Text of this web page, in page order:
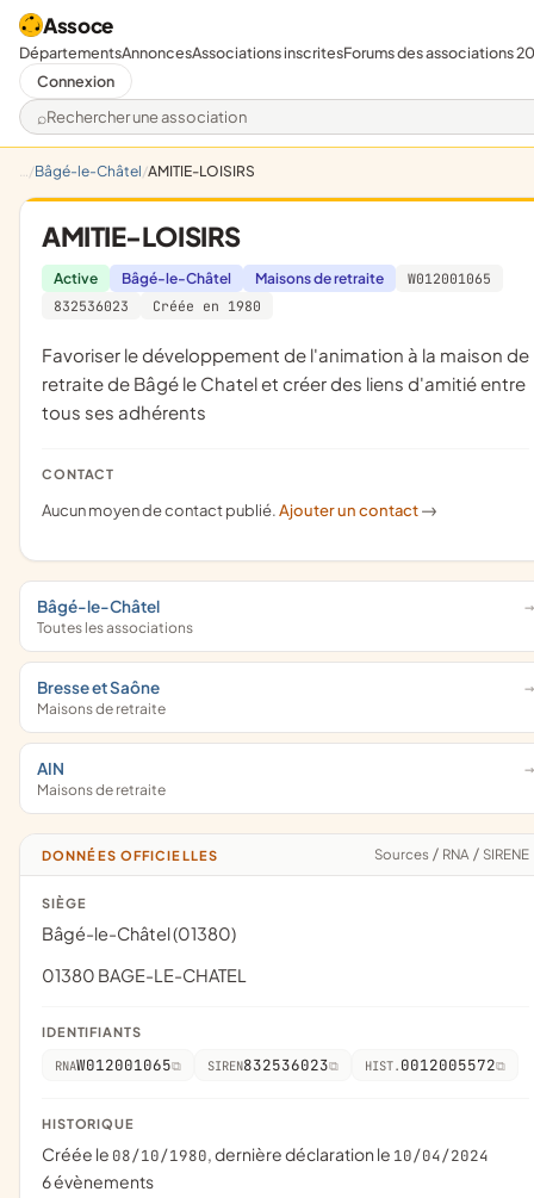
Assoce
Rechercher une association
DépartementsAnnoncesAssociations inscritesForums des associations
Connexion
Bâgé-le-Châtel AMITIE-LOISIRS
AMITIE-LOISIRS
Active Bâgé-le-Châtel Maisons de retraite
W012001065
832536023
Créée en 1980
favoriser le développement de l'animation à la maison de
retraite de Bâgé le Chatel et créer des liens d'amitié entre
tous ses adhérents
CONTACT
Aucun moyen de contact publié.Ajouter un contact ->
Bâgé-le-Châtel
Toutes les associations
Bresse et Saône
Maisons de retraite
AIN
Maisons de retraite
DONNÉES OFFICIELLES Sources / RNA / SIRENE
SIÈGE
Bâgé-le-Châtel (01380)
01380 BAGE-LE-CHATEL
IDENTIFIANTS
RNAW012001065 SIREN832536023 HIST. 0012005572
HISTORIQUE
Créée le 08/10/1980, dernière déclaration le 10/04/2024
6 évènements